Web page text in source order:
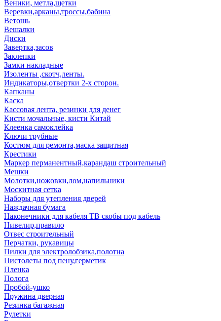
Веники, метла,щетки
Веревки,арканы,троссы,бабина
Ветошь
Вешалки
Диски
Завертка,засов
Заклепки
Замки накладные
Изоленты ,скотч,ленты.
Индикаторы,отвертки 2-х сторон.
Капканы
Каска
Кассовая лента, резинки для денег
Кисти мочальные, кисти Китай
Клеенка самоклейка
Ключи трубные
Костюм для ремонта,маска защитная
Крестики
Маркер перманентный,карандаш строительный
Мешки
Молотки,ножовки,лом,напильники
Москитная сетка
Наборы для утепления дверей
Наждачная бумага
Наконечники для кабеля ТВ скобы под кабель
Нивелир,правило
Отвес строительный
Перчатки, рукавицы
Пилки для электролобзика,полотна
Пистолеты под пену,герметик
Пленка
Полога
Пробой-ушко
Пружина дверная
Резинка багажная
Рулетки